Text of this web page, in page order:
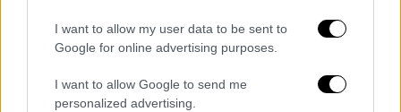
I want to allow my user data to be sent to
Google for online advertising purposes.
I want to allow Google to send me
personalized advertising.